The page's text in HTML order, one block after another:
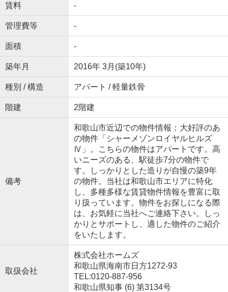
賃料 -
管理費等 -
面積 -
築年月 2016年 3月(築10年)
種別 / 構造 アパート / 軽量鉄骨
階建 2階建
備考
和歌山市近辺での物件情報：大好評のあ
の物件「シャーメゾンロイヤルヒルズ
Ⅳ」。こちらの物件はアパートです。高
いニーズのある、駅徒歩7分の物件で
す。しっかりとした造りが自慢の築9年
の物件。当社は和歌山市エリアに特化
し、多種多様な賃貸物件情報を豊富に取
り扱っています。物件をお探しになる際
は、お気軽に当社へご連絡下さい。しっ
かりとサポートし、適した物件のご紹介
をいたします。
取扱会社
株式会社ホームズ
和歌山県海南市日方1272-93
TEL:0120-887-956
和歌山県知事 (6) 第3134号